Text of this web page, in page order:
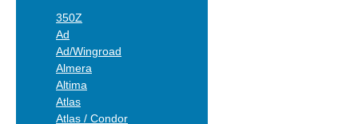
350Z
Ad
Ad/Wingroad
Almera
Altima
Atlas
Atlas / Condor